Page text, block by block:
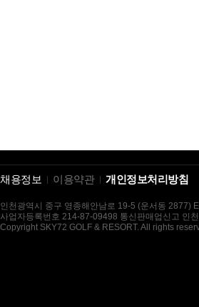
채용정보 이용약관 개인정보처리방침
인천광역시 중구 영종해안남로 19-5 (운서동 2877)
사업자등록번호 214-87-09498 통신판매업신고 인
Copyright SKY72 GOLF & RESORT. All rights